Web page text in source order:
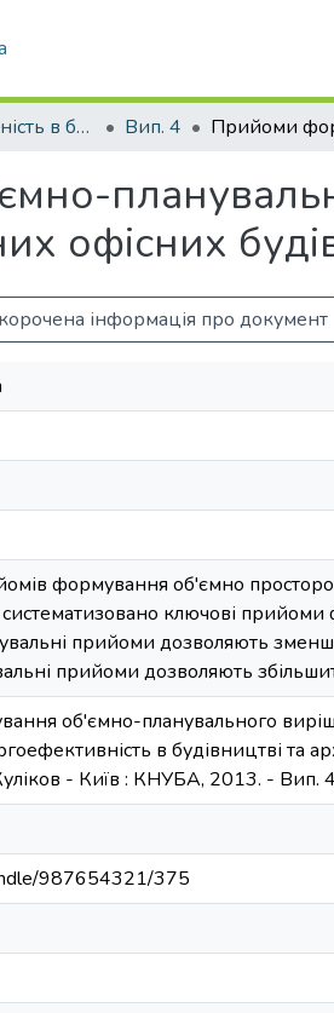
Енергоефективність в будівництві та архітектурі Вип. 4
офісних
інформація про документ
формування об'ємно
ключові
прийоми дозволяють
прийоми дозволяють
об'ємно-планувального
в будівництві та
- Київ : КНУБА, 2013. - Вип.
987654321/375